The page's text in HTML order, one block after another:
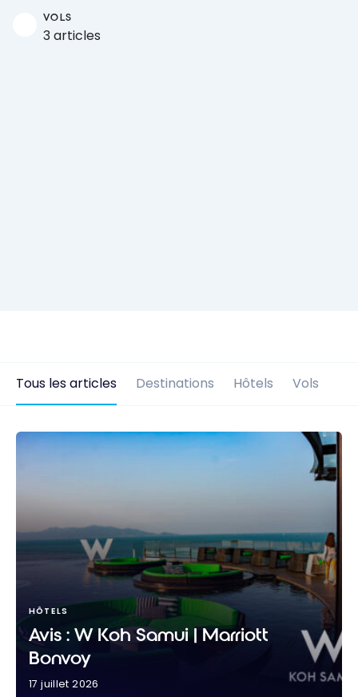
VOLS
3 articles
Tous les articles Destinations Hôtels Vols
HÔTELS
Avis : W Koh Samui | Marriott
Bonvoy
17 juillet 2026